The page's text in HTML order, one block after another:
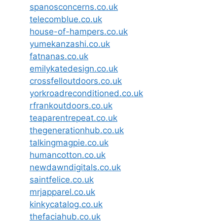
spanosconcerns.co.uk
telecomblue.co.uk
house-of-hampers.co.uk
yumekanzashi.co.uk
fatnanas.co.uk
emilykatedesign.co.uk
crossfelloutdoors.co.uk
yorkroadreconditioned.co.uk
rfrankoutdoors.co.uk
teaparentrepeat.co.uk
thegenerationhub.co.uk
talkingmagpie.co.uk
humancotton.co.uk
newdawndigitals.co.uk
saintfelice.co.uk
mrjapparel.co.uk
kinkycatalog.co.uk
thefaciahub.co.uk